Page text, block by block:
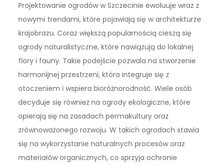
Projektowanie ogrodów w Szczecinie ewoluuje wraz z
nowymi trendami, które pojawiają się w architekturze
krajobrazu. Coraz większą popularnością cieszą się
ogrody naturalistyczne, które nawiązują do lokalnej
flory i fauny. Takie podejście pozwala na stworzenie
harmonijnej przestrzeni, która integruje się z
otoczeniem i wspiera bioróżnorodność. Wiele osób
decyduje się również na ogrody ekologiczne, które
opierają się na zasadach permakultury oraz
zrównoważonego rozwoju. W takich ogrodach stawia
się na wykorzystanie naturalnych procesów oraz
materiałów organicznych, co sprzyja ochronie